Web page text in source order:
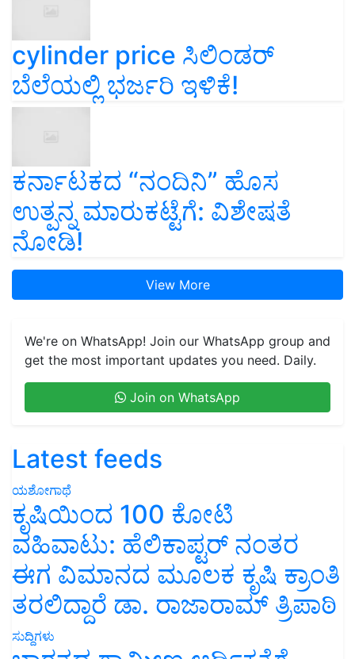
cylinder price ಸಿಲಿಂಡರ್‌
ಬೆಲೆಯಲ್ಲಿ ಭರ್ಜರಿ ಇಳಿಕೆ!
ಕರ್ನಾಟಕದ “ನಂದಿನಿ” ಹೊಸ
ಉತ್ಪನ್ನ ಮಾರುಕಟ್ಟೆಗೆ: ವಿಶೇಷತೆ
ನೋಡಿ!
View More
We're on WhatsApp! Join our WhatsApp group and
get the most important updates you need. Daily.
Join on WhatsApp
Latest feeds
ಯಶೋಗಾಥೆ
ಕೃಷಿಯಿಂದ 100 ಕೋಟಿ
ವಹಿವಾಟು: ಹೆಲಿಕಾಪ್ಟರ್ ನಂತರ
ಈಗ ವಿಮಾನದ ಮೂಲಕ ಕೃಷಿ ಕ್ರಾಂತಿ
ತರಲಿದ್ದಾರೆ ಡಾ. ರಾಜಾರಾಮ್ ತ್ರಿಪಾಠಿ
ಸುದ್ದಿಗಳು